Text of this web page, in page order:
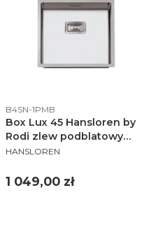
Kod produktu
B4SN-1PMB
Box Lux 45 Hansloren by
Rodi zlew podblatowy
450x400 korek manulany
1PMB
PRODUCENT
HANSLOREN
Cena
1 049,00 zł